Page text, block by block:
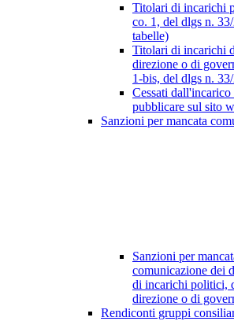
Titolari di incarichi
co. 1, del dlgs n.
tabelle)
Titolari di incarichi
direzione o di
1-bis, del dlgs n.
Cessati
pubblicare sul sito
Sanzioni per mancata
Sanzioni per
comunicazione dei
di incarichi politici,
direzione o di
Rendiconti gruppi